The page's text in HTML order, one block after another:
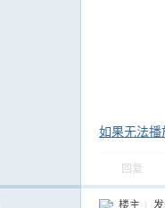
如果无法播
回复
楼主